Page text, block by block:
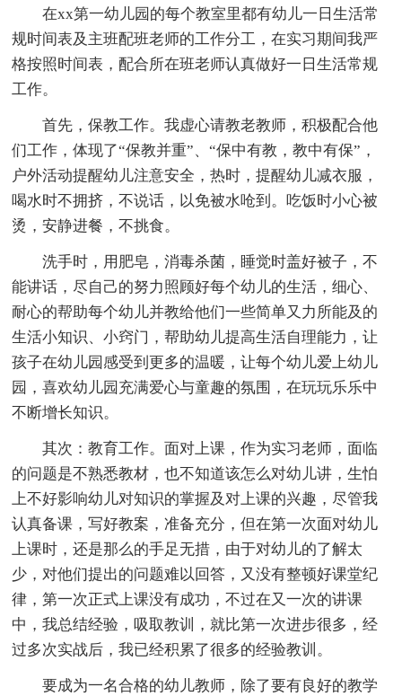
在xx第一幼儿园的每个教室里都有幼儿一日生活常
规时间表及主班配班老师的工作分工，在实习期间我严
格按照时间表，配合所在班老师认真做好一日生活常规
工作。
首先，保教工作。我虚心请教老教师，积极配合他
们工作，体现了“保教并重”、“保中有教，教中有保”，
户外活动提醒幼儿注意安全，热时，提醒幼儿减衣服，
喝水时不拥挤，不说话，以免被水呛到。吃饭时小心被
烫，安静进餐，不挑食。
洗手时，用肥皂，消毒杀菌，睡觉时盖好被子，不
能讲话，尽自己的努力照顾好每个幼儿的生活，细心、
耐心的帮助每个幼儿并教给他们一些简单又力所能及的
生活小知识、小窍门，帮助幼儿提高生活自理能力，让
孩子在幼儿园感受到更多的温暖，让每个幼儿爱上幼儿
园，喜欢幼儿园充满爱心与童趣的氛围，在玩玩乐乐中
不断增长知识。
其次：教育工作。面对上课，作为实习老师，面临
的问题是不熟悉教材，也不知道该怎么对幼儿讲，生怕
上不好影响幼儿对知识的掌握及对上课的兴趣，尽管我
认真备课，写好教案，准备充分，但在第一次面对幼儿
上课时，还是那么的手足无措，由于对幼儿的了解太
少，对他们提出的问题难以回答，又没有整顿好课堂纪
律，第一次正式上课没有成功，不过在又一次的讲课
中，我总结经验，吸取教训，就比第一次进步很多，经
过多次实战后，我已经积累了很多的经验教训。
要成为一名合格的幼儿教师，除了要有良好的教学